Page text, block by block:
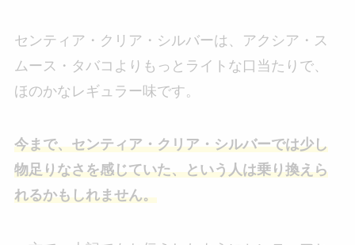
センティア・クリア・シルバーは、アクシア・ス
ムース・タバコよりもっとライトな口当たりで、
ほのかなレギュラー味です。
今まで、センティア・クリア・シルバーでは少し
物足りなさを感じていた、という人は乗り換えら
れるかもしれません。